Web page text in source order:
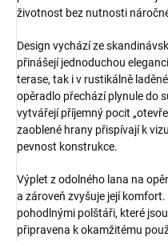
životnost bez nutnosti
Design vychází ze
přinášejí jednoduchou
terase, tak i v rustikálně
opěradlo přechází plynule do
vytvářejí příjemný pocit
zaoblené hrany přispívají k
pevnost konstrukce.
Výplet z odolného lana na
a zároveň zvyšuje její
pohodlnými polštáři, které
připravena k okamžitému